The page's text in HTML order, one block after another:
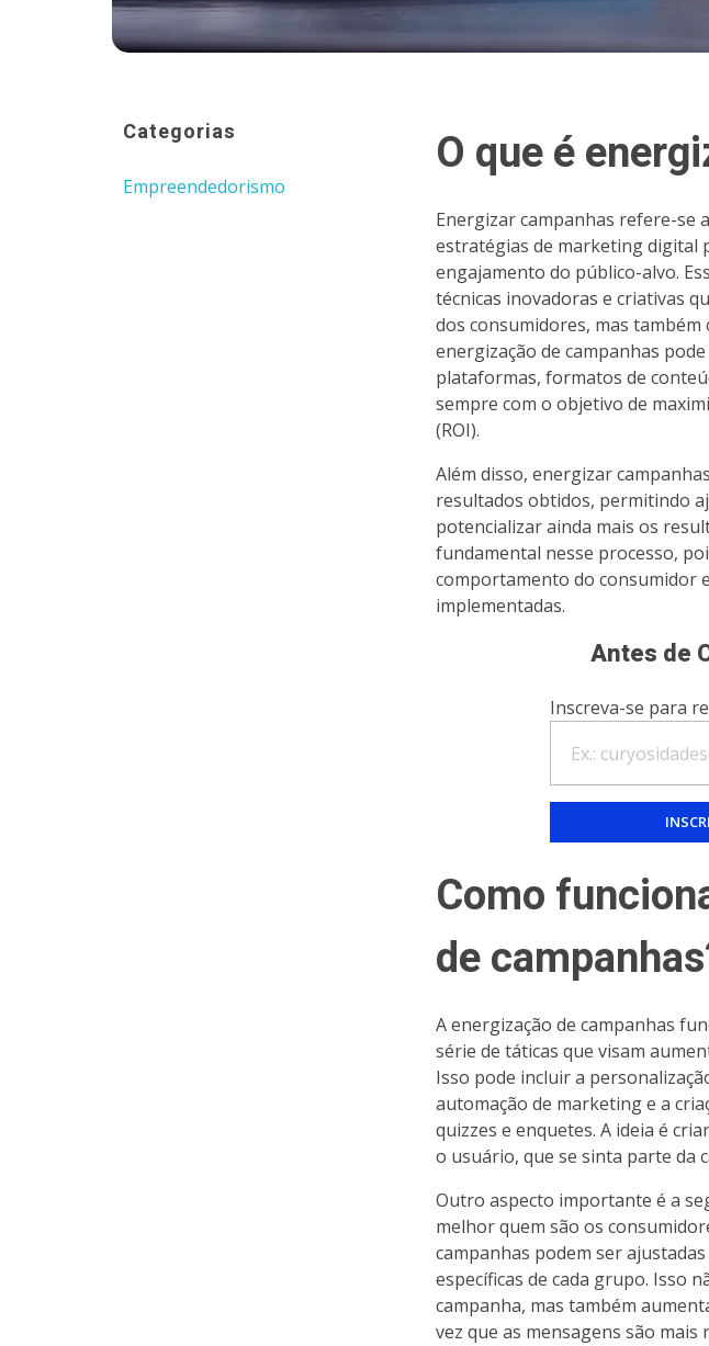
Categorias
Empreendedorismo
O que é
Energizar campanhas refere-se
estratégias de marketing digital
engajamento do público-alvo.
técnicas inovadoras e criativas
dos consumidores, mas
energização de campanhas
plataformas, formatos de
sempre com o objetivo de
(ROI).
Além disso, energizar
resultados obtidos, permitindo
potencializar ainda mais os
fundamental nesse processo,
comportamento do consumidor
implementadas.
Antes de
Inscreva-se para
Como
de
A energização de campanhas
série de táticas que visam
Isso pode incluir a
automação de marketing e a
quizzes e enquetes. A ideia é
o usuário, que se sinta parte da
Outro aspecto importante é a
melhor quem são os
campanhas podem ser
específicas de cada grupo. Isso
campanha, mas também
vez que as mensagens são